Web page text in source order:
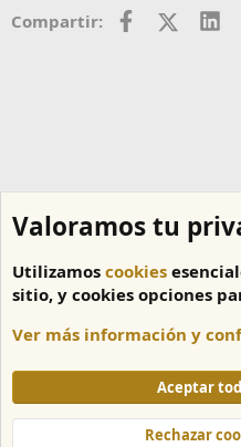
Compartir: Facebook
X
Cookies
Español
Términos y
Valoramos tu
Utilizamos cookies
sitio, y cookies opciones
Ver más información y
Aceptar
Rechazar